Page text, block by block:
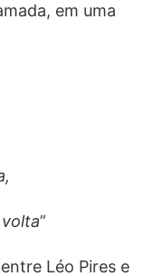
em uma
”
Léo Pires e